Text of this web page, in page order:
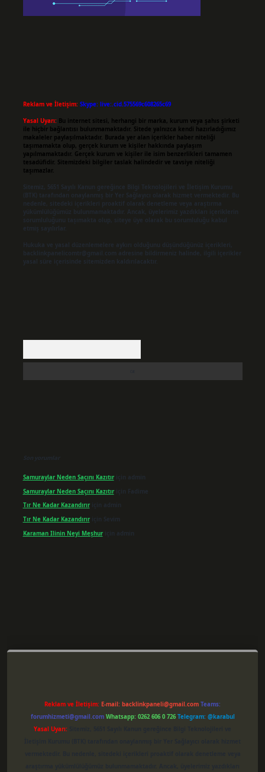
Reklam ve İletişim: Skype: live:.cid.575569c608265c69
Yasal Uyarı: Bu internet sitesi, herhangi bir marka, kurum veya şahıs şirketi
ile hiçbir bağlantısı bulunmamaktadır. Sitede yalnızca kendi hazırladığımız
makaleler paylaşılmaktadır. Burada yer alan içerikler haber niteliği
taşımamakta olup, gerçek kurum ve kişiler hakkında paylaşım
yapılmamaktadır. Gerçek kurum ve kişiler ile isim benzerlikleri tamamen
tesadüfidir. Sitemizdeki bilgiler taslak halindedir ve tavsiye niteliği
taşımazlar.
Sitemiz, 5651 Sayılı Kanun gereğince Bilgi Teknolojileri ve İletişim Kurumu
(BTK) tarafından onaylanmış bir Yer Sağlayıcı olarak hizmet vermektedir. Bu
nedenle, sitedeki içerikleri proaktif olarak denetleme veya araştırma
yükümlülüğümüz bulunmamaktadır. Ancak, üyelerimiz yazdıkları içeriklerin
sorumluluğunu taşımakta olup, siteye üye olarak bu sorumluluğu kabul
etmiş sayılırlar.
Hukuka ve yasal düzenlemelere aykırı olduğunu düşündüğünüz içerikleri,
backlinkpanelicomtr@gmail.com
adresine bildirmeniz halinde, ilgili içerikler
yasal süre içerisinde sitemizden kaldırılacaktır.
Son yorumlar
Samuraylar Neden Saçını Kazıtıriçin admin
Samuraylar Neden Saçını Kazıtıriçin Fadime
Tır Ne Kadar Kazandırıriçin admin
Tır Ne Kadar Kazandırıriçin Sevim
Karaman Ilinin Neyi Meşhuriçin admin
Reklam ve İletişim: E-mail: backlinkpaneli@gmail.com Teams:
forumhizmeti@gmail.com Whatsapp: 0262 606 0 726 Telegram: @karabul
Yasal Uyarı: